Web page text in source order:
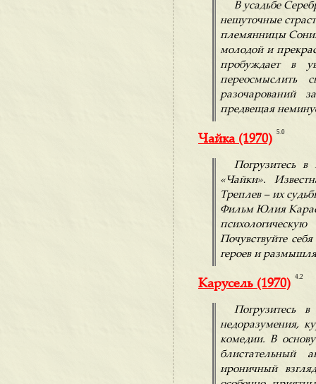
В усадьбе
нешуточные
племянницы Сони.
молодой и
пробуждает в
переосмыслить
разочарований
предвещая
Чайка (1970)
5.0
Погрузитесь в
«Чайки».
Треплев – их
Фильм Юлия
Почувствуйте
героев и
Карусель (1970)
4.2
Погрузитесь
недоразумения,
комедии. В
блистательный
ироничный